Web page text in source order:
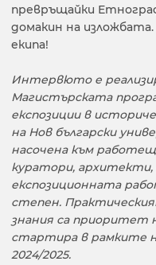
превръщайки
домакин на
екипа!
Интервюто е
Магистърската
експозиции в
на Нов български
насочена към
куратори, архитекти,
експозиционната
степен.
знания са приоритет
стартира в рамките
2024/2025.